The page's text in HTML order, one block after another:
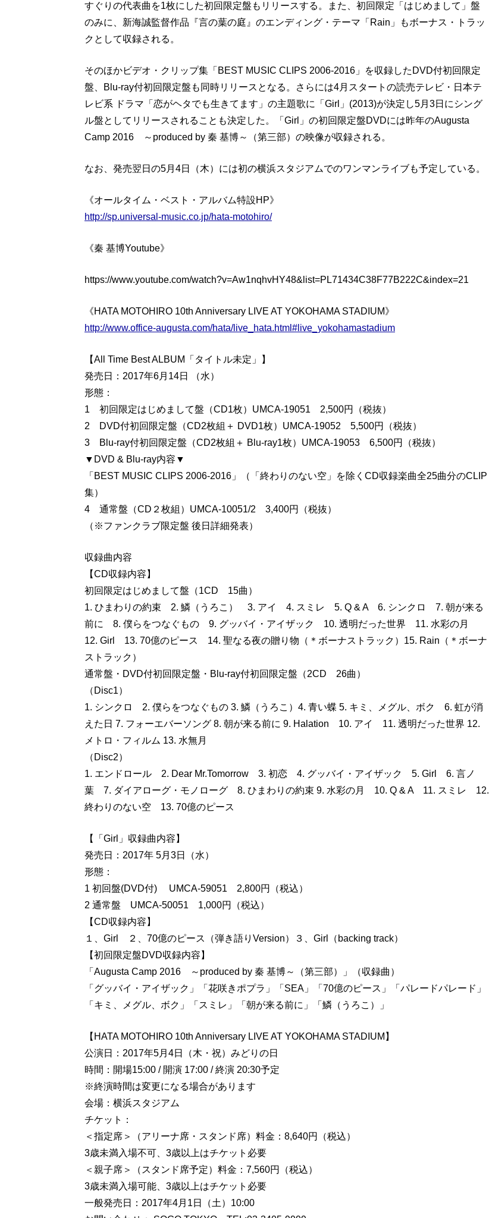
すぐりの代表曲を1枚にした初回限定盤もリリースする。また、初回限定「はじめまして」盤
のみに、新海誠監督作品『言の葉の庭』のエンディング・テーマ「Rain」もボーナス・トラッ
クとして収録される。
そのほかビデオ・クリップ集「BEST MUSIC CLIPS 2006-2016」を収録したDVD付初回限定
盤、Blu-ray付初回限定盤も同時リリースとなる。さらには4月スタートの読売テレビ・日本テ
レビ系 ドラマ「恋がヘタでも生きてます」の主題歌に「Girl」(2013)が決定し5月3日にシング
ル盤としてリリースされることも決定した。「Girl」の初回限定盤DVDには昨年のAugusta
Camp 2016 ～produced by 秦 基博～（第三部）の映像が収録される。
なお、発売翌日の5月4日（木）には初の横浜スタジアムでのワンマンライブも予定している。
《オールタイム・ベスト・アルバム特設HP》
http://sp.universal-music.co.jp/hata-motohiro/
《秦 基博Youtube》
https://www.youtube.com/watch?v=Aw1nqhvHY48&list=PL71434C38F77B222C&index=21
《HATA MOTOHIRO 10th Anniversary LIVE AT YOKOHAMA STADIUM》
http://www.office-augusta.com/hata/live_hata.html#live_yokohamastadium
【All Time Best ALBUM「タイトル未定」】
発売日：2017年6月14日 （水）
形態：
1 初回限定はじめまして盤（CD1枚）UMCA-19051 2,500円（税抜）
2 DVD付初回限定盤（CD2枚組＋ DVD1枚）UMCA-19052 5,500円（税抜）
3 Blu-ray付初回限定盤（CD2枚組＋ Blu-ray1枚）UMCA-19053 6,500円（税抜）
▼DVD & Blu-ray内容▼
「BEST MUSIC CLIPS 2006-2016」（「終わりのない空」を除くCD収録楽曲全25曲分のCLIP
集）
4 通常盤（CD２枚組）UMCA-10051/2 3,400円（税抜）
（※ファンクラブ限定盤 後日詳細発表）
収録曲内容
【CD収録内容】
初回限定はじめまして盤（1CD 15曲）
1. ひまわりの約束 2. 鱗（うろこ） 3. アイ 4. スミレ 5. Q & A 6. シンクロ 7. 朝が来る
前に 8. 僕らをつなぐもの 9. グッバイ・アイザック 10. 透明だった世界 11. 水彩の月
12. Girl 13. 70億のピース 14. 聖なる夜の贈り物（＊ボーナストラック）15. Rain（＊ボーナ
ストラック）
通常盤・DVD付初回限定盤・Blu-ray付初回限定盤（2CD 26曲）
（Disc1）
1. シンクロ 2. 僕らをつなぐもの 3. 鱗（うろこ）4. 青い蝶 5. キミ、メグル、ボク 6. 虹が消
えた日 7. フォーエバーソング 8. 朝が来る前に 9. Halation 10. アイ 11. 透明だった世界 12.
メトロ・フィルム 13. 水無月
（Disc2）
1. エンドロール 2. Dear Mr.Tomorrow 3. 初恋 4. グッバイ・アイザック 5. Girl 6. 言ノ
葉 7. ダイアローグ・モノローグ 8. ひまわりの約束 9. 水彩の月 10. Q & A 11. スミレ 12.
終わりのない空 13. 70億のピース
【「Girl」収録曲内容】
発売日：2017年 5月3日（水）
形態：
1 初回盤(DVD付) UMCA-59051 2,800円（税込）
2 通常盤 UMCA-50051 1,000円（税込）
【CD収録内容】
１、Girl ２、70億のピース（弾き語りVersion）３、Girl（backing track）
【初回限定盤DVD収録内容】
「Augusta Camp 2016 ～produced by 秦 基博～（第三部）」（収録曲）
「グッバイ・アイザック」「花咲きポプラ」「SEA」「70億のピース」「パレードパレード」
「キミ、メグル、ボク」「スミレ」「朝が来る前に」「鱗（うろこ）」
【HATA MOTOHIRO 10th Anniversary LIVE AT YOKOHAMA STADIUM】
公演日：2017年5月4日（木・祝）みどりの日
時間：開場15:00 / 開演 17:00 / 終演 20:30予定
※終演時間は変更になる場合があります
会場：横浜スタジアム
チケット：
＜指定席＞（アリーナ席・スタンド席）料金：8,640円（税込）
3歳未満入場不可、3歳以上はチケット必要
＜親子席＞（スタンド席予定）料金：7,560円（税込）
3歳未満入場可能、3歳以上はチケット必要
一般発売日：2017年4月1日（土）10:00